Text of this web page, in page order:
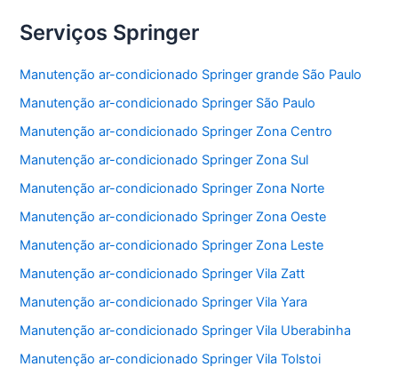
Serviços Springer
Manutenção ar-condicionado Springer grande São Paulo
Manutenção ar-condicionado Springer São Paulo
Manutenção ar-condicionado Springer Zona Centro
Manutenção ar-condicionado Springer Zona Sul
Manutenção ar-condicionado Springer Zona Norte
Manutenção ar-condicionado Springer Zona Oeste
Manutenção ar-condicionado Springer Zona Leste
Manutenção ar-condicionado Springer Vila Zatt
Manutenção ar-condicionado Springer Vila Yara
Manutenção ar-condicionado Springer Vila Uberabinha
Manutenção ar-condicionado Springer Vila Tolstoi